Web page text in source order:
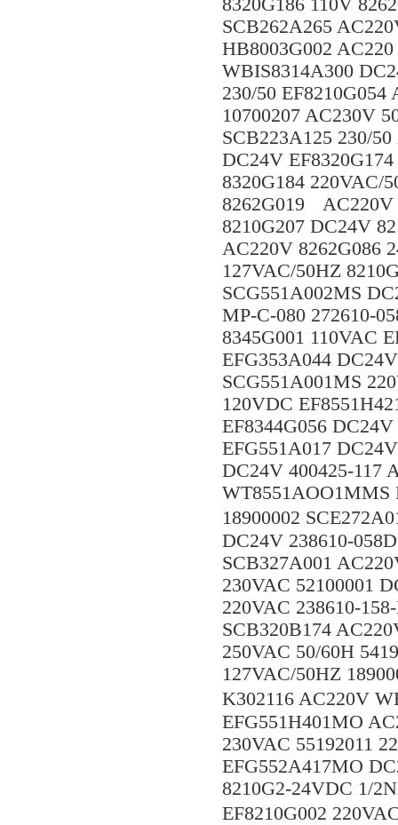
8320G186 110V
SCB262A265
HB8003G002
WBIS8314A300
230/50 EF8210G054
10700207 AC230V
SCB223A125 230/
DC24V
8320G184 220VAC/
8262G019 AC220V
8210G207 DC24V
AC220V 8262G086
127VAC/50HZ
SCG551A002MS
MP-C-080 272610-
8345G001 110VAC
EFG353A044
SCG551A001MS
120VDC
EF8344G056
EFG551A017
DC24V 400425-117
WT8551AOO1MMS
18900002
DC24V 238610-
SCB327A001
230VAC 52100001
220VAC 238610-
SCB320B174
250VAC 50/60H
127VAC/50HZ
K302116 AC220V
EFG551H401MO
230VAC 55192011
EFG552A417MO
8210G2-24VDC 1/
EF8210G002